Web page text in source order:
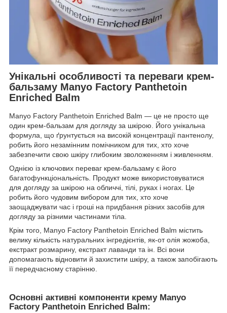
Унікальні особливості та переваги крем-
бальзаму Manyo Factory Panthetoin
Enriched Balm
Manyo Factory Panthetoin Enriched Balm — це не просто ще
один крем-бальзам для догляду за шкірою. Його унікальна
формула, що ґрунтується на високій концентрації пантенолу,
робить його незамінним помічником для тих, хто хоче
забезпечити свою шкіру глибоким зволоженням і живленням.
Однією із ключових переваг крем-бальзаму є його
багатофункціональність. Продукт може використовуватися
для догляду за шкірою на обличчі, тілі, руках і ногах. Це
робить його чудовим вибором для тих, хто хоче
заощаджувати час і гроші на придбання різних засобів для
догляду за різними частинами тіла.
Крім того, Manyo Factory Panthetoin Enriched Balm містить
велику кількість натуральних інгредієнтів, як-от олія жожоба,
екстракт розмарину, екстракт лаванди та ін. Всі вони
допомагають відновити й захистити шкіру, а також запобігають
її передчасному старінню.
Основні активні компоненти крему Manyo
Factory Panthetoin Enriched Balm: